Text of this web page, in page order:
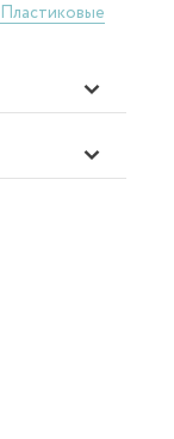
Пластиковые